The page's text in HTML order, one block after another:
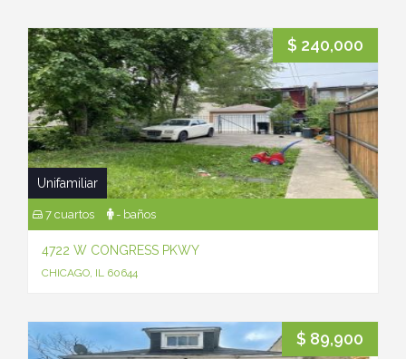
$ 240,000
Unifamiliar
7 cuartos - baños
4722 W CONGRESS PKWY
CHICAGO, IL 60644
$ 89,900